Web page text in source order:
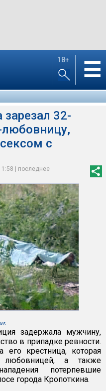
18+ ☰
32-
с
| последнее
задержала мужчину,
в припадке ревности.
его крестница, которая
а также
потерпевшие
города Кропоткина.